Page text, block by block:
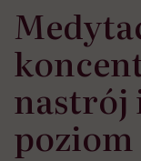
nastrój